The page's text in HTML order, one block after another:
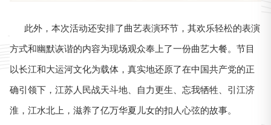
此外，本次活动还安排了曲艺表演环节，其欢乐轻松的表演
方式和幽默诙谐的内容为现场观众奉上了一份曲艺大餐。节目
以长江和大运河文化为载体，真实地还原了在中国共产党的正
确引领下，江苏人民战天斗地、自力更生、忘我牺牲、引江济
淮，江水北上，滋养了亿万华夏儿女的扣人心弦的故事。